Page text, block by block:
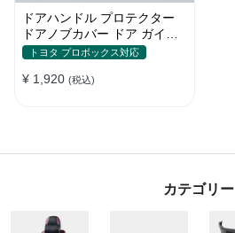
ドアハンドル プロテクター
ドアノブカバー ドア ガイド
傷防止透明シール カバー ス
ブガード 保護 外装 シール
トヨタ プロボックス対応
¥ 1,920 (税込)
カテゴリー